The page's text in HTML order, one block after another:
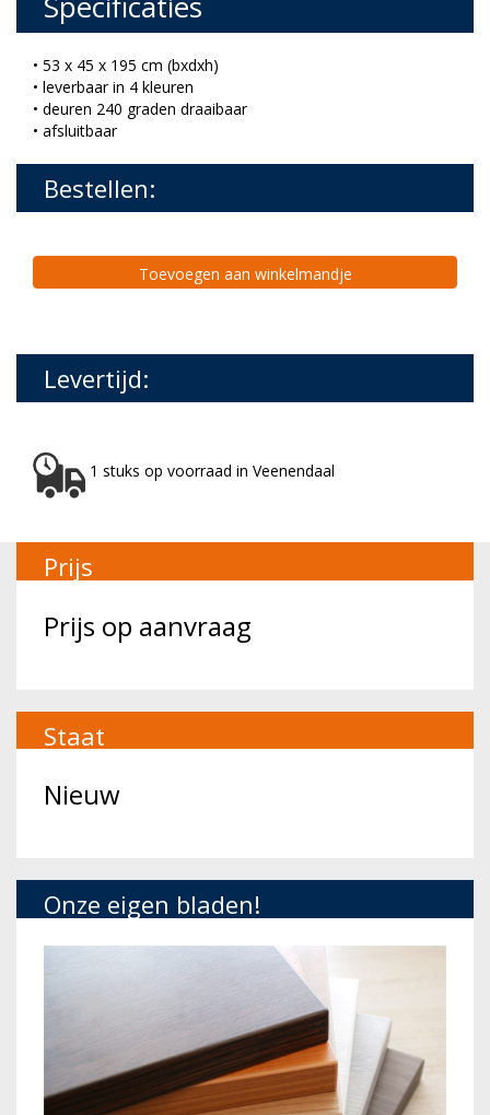
• 53 x 45 x 195 cm (bxdxh)
• leverbaar in 4 kleuren
• deuren 240 graden draaibaar
• afsluitbaar
Bestellen:
Toevoegen aan winkelmandje
Levertijd:
1 stuks op voorraad in Veenendaal
Prijs
Prijs op aanvraag
Staat
Nieuw
Onze eigen bladen!